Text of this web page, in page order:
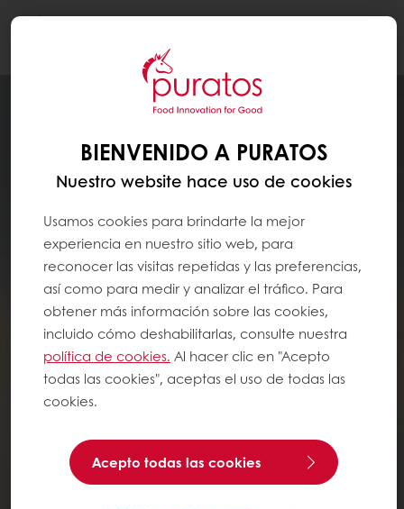
BIENVENIDO A PURATOS
Nuestro website hace uso de cookies
Usamos cookies para brindarte la mejor
experiencia en nuestro sitio web, para
reconocer las visitas repetidas y las preferencias,
así como para medir y analizar el tráfico. Para
obtener más información sobre las cookies,
incluido cómo deshabilitarlas, consulte nuestra
política de cookies. Al hacer clic en "Acepto
todas las cookies", aceptas el uso de todas las
cookies.
Acepto todas las cookies